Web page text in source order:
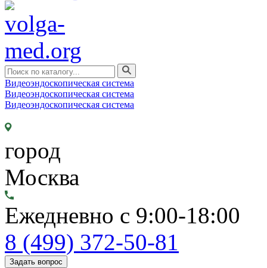
Видеоэндоскопическая система
Видеоэндоскопическая система
Видеоэндоскопическая система
город
Москва
Ежедневно с 9:00-18:00
8 (499) 372-50-81
Задать вопрос